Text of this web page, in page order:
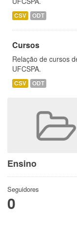
CSV ODT
Cursos
Relação de cursos
UFCSPA.
CSV ODT
Ensino
Seguidores
0